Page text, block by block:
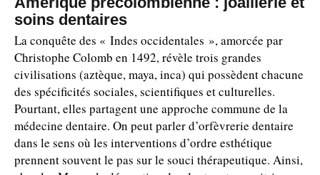
soins dentaires
La conquête des « Indes occidentales », amorcée par
Christophe Colomb en 1492, révèle trois grandes
civilisations (aztèque, maya, inca) qui possèdent chacune
des spécificités sociales, scientifiques et culturelles.
Pourtant, elles partagent une approche commune de la
médecine dentaire. On peut parler d’orfèvrerie dentaire
dans le sens où les interventions d’ordre esthétique
prennent souvent le pas sur le souci thérapeutique. Ainsi,